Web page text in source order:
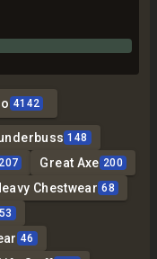
4142
148
207 Great Axe 200
Chestwear 68
53
46